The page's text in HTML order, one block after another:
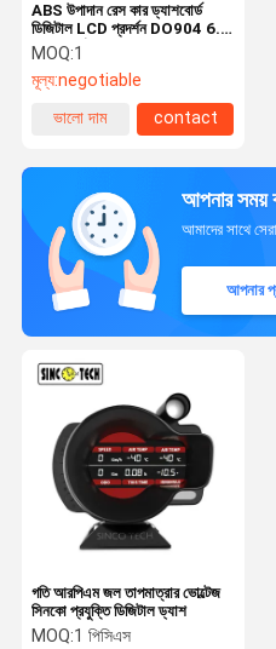
ABS উপাদান রেস কার ড্যাশবোর্ড
ডিজিটাল LCD প্রদর্শন DO904 6.5
ইঞ্চি সম্পূর্ণ সেন্সর কিট
MOQ:1
মূল্য:negotiable
ভালো দাম
contact
আপনার সময়
আমাদের সাথে
আপনার
গতি আরপিএম জল তাপমাত্রার ভোল্টেজ
সিনকো প্রযুক্তি ডিজিটাল ড্যাশ
MOQ:1 পিসিএস